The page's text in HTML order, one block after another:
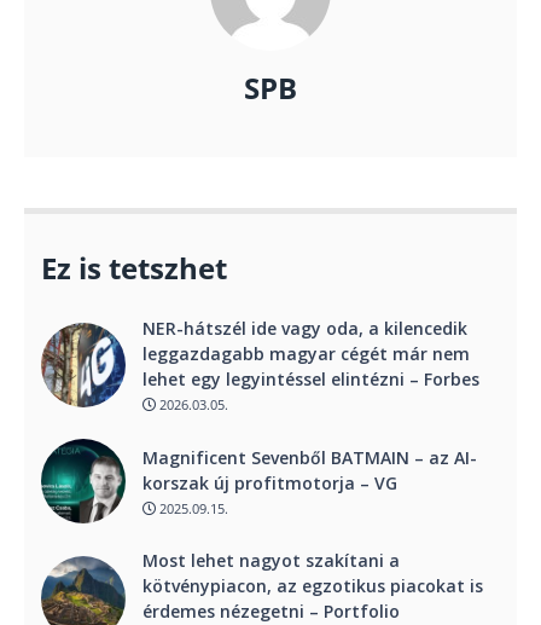
SPB
Ez is tetszhet
NER-hátszél ide vagy oda, a kilencedik
leggazdagabb magyar cégét már nem
lehet egy legyintéssel elintézni – Forbes
2026.03.05.
Magnificent Sevenből BATMAIN – az AI-
korszak új profitmotorja – VG
2025.09.15.
Most lehet nagyot szakítani a
kötvénypiacon, az egzotikus piacokat is
érdemes nézegetni – Portfolio